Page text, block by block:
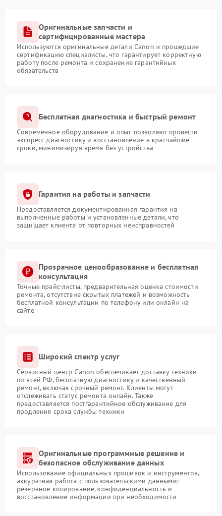
Оригинальные запчасти и
сертифицированные мастера
Используются оригинальные детали Canon и прошедшие
сертификацию специалисты, что гарантирует корректную
работу после ремонта и сохранение гарантийных
обязательств
Бесплатная диагностика и быстрый ремонт
Современное оборудование и опыт позволяют провести
экспресс-диагностику и восстановление в кратчайшие
сроки, минимизируя время без устройства
Гарантия на работы и запчасти
Предоставляется документированная гарантия на
выполненные работы и установленные детали, что
защищает клиента от повторных неисправностей
Прозрачное ценообразование и бесплатная
консультация
Точные прайс-листы, предварительная оценка стоимости
ремонта, отсутствие скрытых платежей и возможность
бесплатной консультации по телефону или онлайн на
сайте
Широкий спектр услуг
Сервисный центр Canon обеспечивает доставку техники
по всей РФ, бесплатную диагностику и качественный
ремонт, включая срочный ремонт. Клиенты могут
отслеживать статус ремонта онлайн. Также
предоставляется постгарантийное обслуживание для
продления срока службы техники
Оригинальные программные решение и
безопасное обслуживание данных
Использование официальных прошивок и инструментов,
аккуратная работа с пользовательскими данными:
резервное копирование, конфиденциальность и
восстановление информации при необходимости